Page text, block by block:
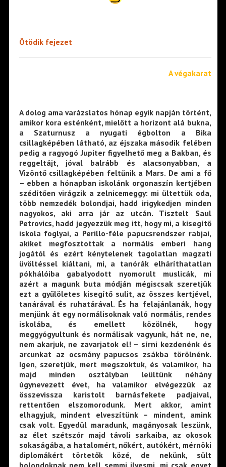
Ötödik fejezet
A végakarat
A dolog ama varázslatos hónap egyik napján történt,
amikor kora esténként, mielőtt a horizont alá bukna,
a Szaturnusz a nyugati égbolton a Bika
csillagképében látható, az éjszaka második felében
pedig a ragyogó Jupiter figyelhető meg a Bakban, és
reggeltájt, jóval balrább és alacsonyabban, a
Vízöntő csillagképében feltűnik a Mars. De ami a fő
– ebben a hónapban iskolánk orgonaszín kertjében
szédítően virágzik a zelnicemeggy: mi ültettük oda,
több nemzedék bolondjai, hadd irigykedjen minden
nagyokos, aki arra jár az utcán. Tisztelt Saul
Petrovics, hadd jegyezzük meg itt, hogy mi, a kisegítő
iskola foglyai, a Perillo-féle papucsrendszer rabjai,
akiket megfosztottak a normális emberi hang
jogától és ezért kénytelenek tagolatlan magzati
üvöltéssel kiáltani, mi, a tanórák elháríthatatlan
pókhálóiba gabalyodott nyomorult muslicák, mi
azért a magunk buta módján mégiscsak szeretjük
ezt a gyűlöletes kisegítő sulit, az összes kertjével,
tanárával és ruhatárával. És ha felajánlanák, hogy
menjünk át egy normálisoknak való normális, rendes
iskolába, és emellett közölnék, hogy
meggyógyultunk és normálisak vagyunk, hát ne, ne,
nem akarjuk, ne zavarjatok el! – sírni kezdenénk és
arcunkat az ocsmány papucsos zsákba törölnénk.
Igen, szeretjük, mert megszoktuk, és valamikor, ha
majd minden osztályban leültünk néhány
úgynevezett évet, ha valamikor elvégezzük az
összevissza karistolt barnásfekete padjaival,
rettentően elszomorodunk. Mert akkor, amint
elhagyjuk, mindent elveszítünk – mindent, amink
csak volt. Egyedül maradunk, magányosak leszünk,
az élet szétszór majd távoli sarkaiba, az okosok
sokaságába, a hatalomért, nőkért, autókért, mérnöki
diplomákért törtetők közé, de nekünk, sült
bolondoknak nem kell semmi ilyesmi, mi csak egyet